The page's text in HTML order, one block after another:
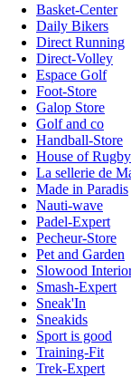
Basket-Center
Daily Bikers
Direct Running
Direct-Volley
Espace Golf
Foot-Store
Galop Store
Golf and co
Handball-Store
House of Rugby
La sellerie de
Made in Paradis
Nauti-wave
Padel-Expert
Pecheur-Store
Pet and Garden
Slowood
Smash-Expert
Sneak'In
Sneakids
Sport is good
Training-Fit
Trek-Expert